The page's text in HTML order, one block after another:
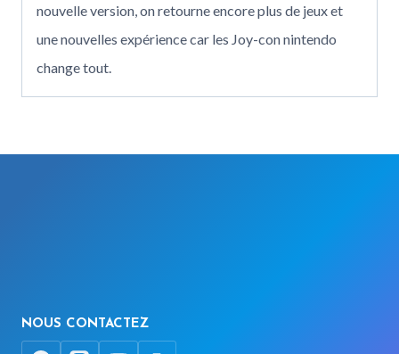
nouvelle version, on retourne encore plus de jeux et
une nouvelles expérience car les Joy-con nintendo
change tout.
NOUS CONTACTEZ